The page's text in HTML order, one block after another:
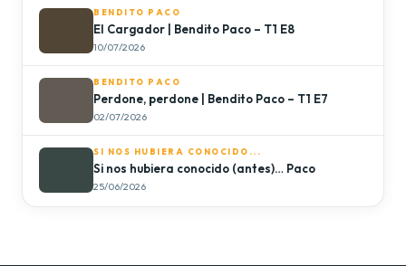
BENDITO PACO
El Cargador | Bendito Paco – T1 E8
10/07/2026
BENDITO PACO
Perdone, perdone | Bendito Paco – T1 E7
02/07/2026
SI NOS HUBIERA CONOCIDO...
Si nos hubiera conocido (antes)… Paco
25/06/2026